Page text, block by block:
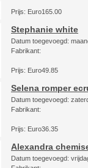
Prijs: Euro165.00
Stephanie white
Datum toegevoegd:
Fabrikant:
Prijs: Euro49.85
Selena romper
Datum toegevoegd:
Fabrikant:
Prijs: Euro36.35
Alexandra
Datum toegevoegd: